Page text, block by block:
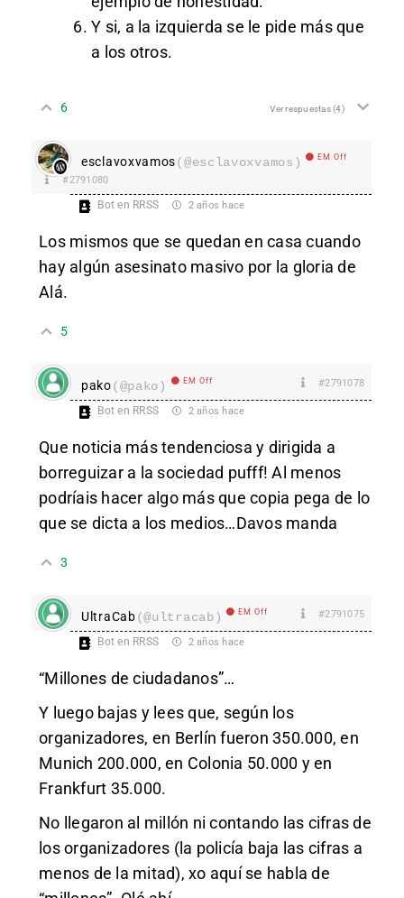
Y si, a la izquierda se le pide más que
a los otros.
6 Ver respuestas(4)
esclavoxvamos(@esclavoxvamos) EM Off
#2791080
Bot en RRSS 2 años hace
Los mismos que se quedan en casa cuando
hay algún asesinato masivo por la gloria de
Alá.
5
pako(@pako) EM Off #2791078
Bot en RRSS 2 años hace
Que noticia más tendenciosa y dirigida a
borreguizar a la sociedad pufff! Al menos
podríais hacer algo más que copia pega de lo
que se dicta a los medios…Davos manda
3
UltraCab(@ultracab) EM Off #2791075
Bot en RRSS 2 años hace
“Millones de ciudadanos”…
Y luego bajas y lees que, según los
organizadores, en Berlín fueron 350.000, en
Munich 200.000, en Colonia 50.000 y en
Frankfurt 35.000.
No llegaron al millón ni contando las cifras de
los organizadores (la policía baja las cifras a
menos de la mitad), xo aquí se habla de